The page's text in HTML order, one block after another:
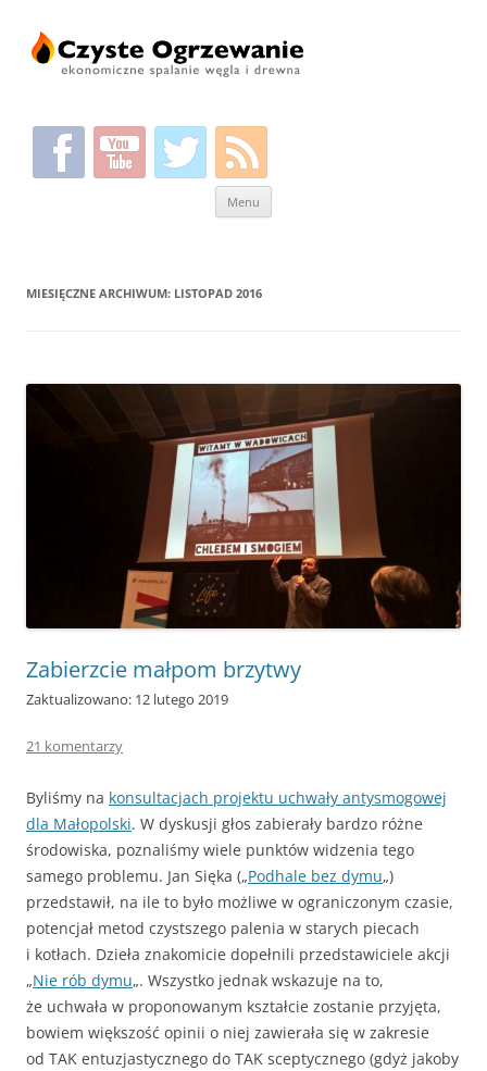
Menu
MIESIĘCZNE ARCHIWUM: LISTOPAD 2016
Zabierzcie małpom brzytwy
Zaktualizowano: 12 lutego 2019
21 komentarzy
Byliśmy na konsultacjach projektu uchwały antysmogowej
dla Małopolski. W dyskusji głos zabierały bardzo różne
środowiska, poznaliśmy wiele punktów widzenia tego
samego problemu. Jan Sięka („Podhale bez dymu„)
przedstawił, na ile to było możliwe w ograniczonym czasie,
potencjał metod czystszego palenia w starych piecach
i kotłach. Dzieła znakomicie dopełnili przedstawiciele akcji
„Nie rób dymu„. Wszystko jednak wskazuje na to,
że uchwała w proponowanym kształcie zostanie przyjęta,
bowiem większość opinii o niej zawierała się w zakresie
od TAK entuzjastycznego do TAK sceptycznego (gdyż jakoby